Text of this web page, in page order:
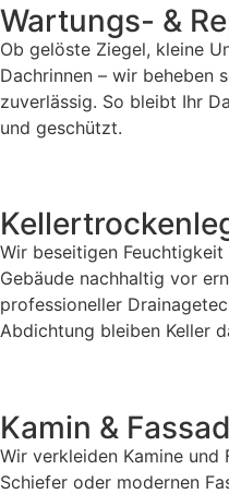
Wartungs- &
Ob gelöste Ziegel, kleine
Dachrinnen – wir beheben
zuverlässig. So bleibt Ihr
und geschützt.
Wir beseitigen
Gebäude nachhaltig vor
professioneller
Abdichtung bleiben Keller
Kamin &
Wir verkleiden Kamine und
Schiefer oder modernen